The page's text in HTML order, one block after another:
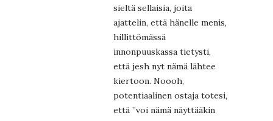
sieltä sellaisia, joita
ajattelin, että hänelle menis,
hillittömässä
innonpuuskassa tietysti,
että jesh nyt nämä lähtee
kiertoon. Noooh,
potentiaalinen ostaja totesi,
että ”voi nämä näyttääkin